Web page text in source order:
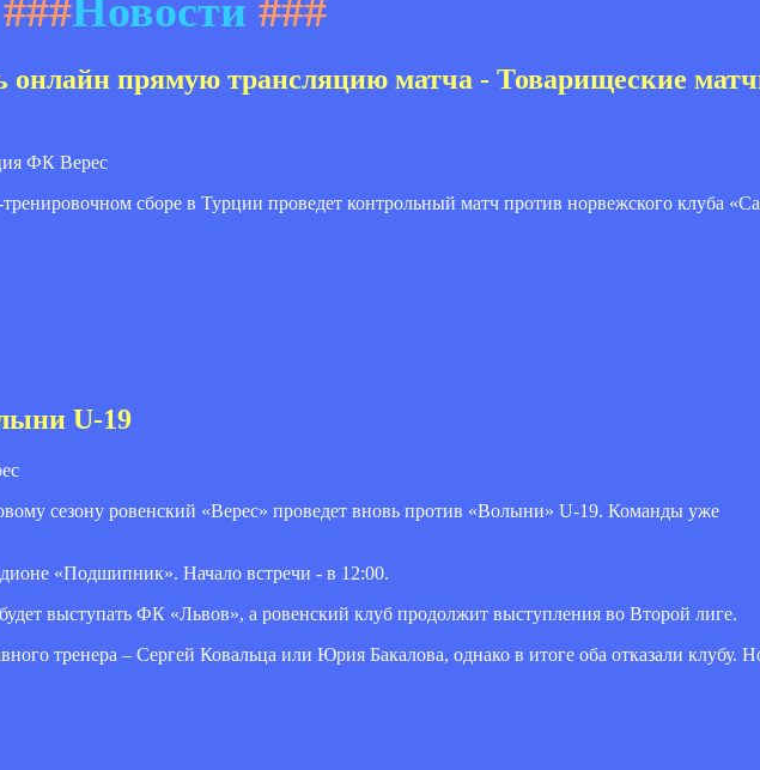
###Новости ###
онлайн прямую трансляцию матча - Товарищеские
ФК Верес
сборе в Турции проведет контрольный матч против норвежского клуба
U-19
сезону ровенский «Верес» проведет вновь против «Волыни» U-19. Команды уже
«Подшипник». Начало встречи - в 12:00.
выступать ФК «Львов», а ровенский клуб продолжит выступления во Второй лиге.
тренера – Сергей Ковальца или Юрия Бакалова, однако в итоге оба отказали клубу.